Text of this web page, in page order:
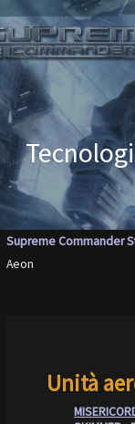
al
contenuto
Supreme Commander
Aeon
Unità